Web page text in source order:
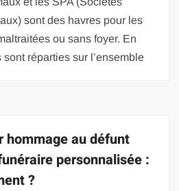
sont des havres pour les
ou sans foyer. En
réparties sur l’ensemble
hommage au défunt
personnalisée :
?